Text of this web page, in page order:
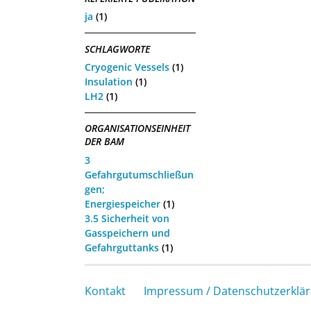
ja (1)
SCHLAGWORTE
Cryogenic Vessels (1)
Insulation (1)
LH2 (1)
ORGANISATIONSEINHEIT
DER BAM
3
Gefahrgutumschließun
gen;
Energiespeicher (1)
3.5 Sicherheit von
Gasspeichern und
Gefahrguttanks (1)
Kontakt Impressum /